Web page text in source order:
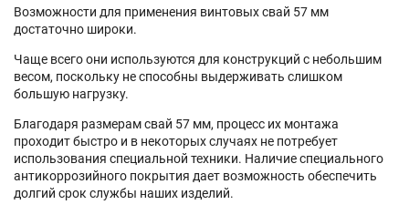
Возможности для применения винтовых свай 57 мм
достаточно широки.
Чаще всего они используются для конструкций с небольшим
весом, поскольку не способны выдерживать слишком
большую нагрузку.
Благодаря размерам свай 57 мм, процесс их монтажа
проходит быстро и в некоторых случаях не потребует
использования специальной техники. Наличие специального
антикоррозийного покрытия дает возможность обеспечить
долгий срок службы наших изделий.